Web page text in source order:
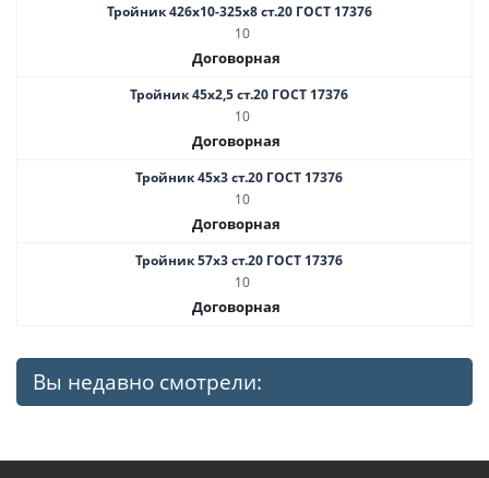
Тройник 426х10-325х8 ст.20 ГОСТ 17376
10
Договорная
Тройник 45х2,5 ст.20 ГОСТ 17376
10
Договорная
Тройник 45х3 ст.20 ГОСТ 17376
10
Договорная
Тройник 57х3 ст.20 ГОСТ 17376
10
Договорная
Вы недавно смотрели: